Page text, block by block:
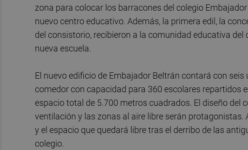
zona para colocar los barracones del colegio
nuevo centro educativo. Además, la primera edil, la
del consistorio, recibieron a la comunidad educativa
nueva escuela.
El nuevo edificio de Embajador Beltrán contará con
comedor con capacidad para 360 escolares repartidos
espacio total de 5.700 metros cuadrados. El diseño del
ventilación y las zonas al aire libre serán
y el espacio que quedará libre tras el derribo de las
colegio.